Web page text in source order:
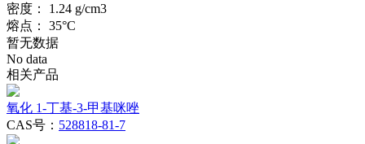
密度：
1.24 g/cm3
熔点：
35°C
暂无数据
No data
相关产品
氧化 1-丁基-3-甲基咪唑
CAS号： 528818-81-7